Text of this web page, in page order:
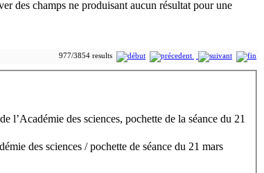
977/3854 results
l’Académie des sciences, pochette de la séance du 21
des sciences / pochette de séance du 21 mars